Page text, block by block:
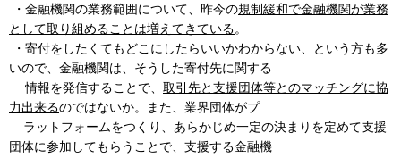
・金融機関の業務範囲について、昨今の規制緩和で金融機関が業務
として取り組めることは増えてきている。
・寄付をしたくてもどこにしたらいいかわからない、という方も多
いので、金融機関は、そうした寄付先に関する
情報を発信することで、 取引先と支援団体等とのマッチングに協
力出来るのではないか。また、業界団体がプ
ラットフォームをつくり、あらかじめ一定の決まりを定めて支援
団体に参加してもらうことで、支援する金融機